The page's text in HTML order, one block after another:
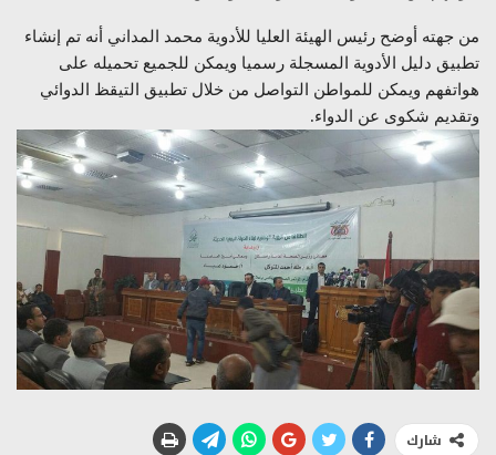
من جهته أوضح رئيس الهيئة العليا للأدوية محمد المداني أنه تم إنشاء
تطبيق دليل الأدوية المسجلة رسميا ويمكن للجميع تحميله على
هواتفهم ويمكن للمواطن التواصل من خلال تطبيق التيقظ الدوائي
وتقديم شكوى عن الدواء.
شارك